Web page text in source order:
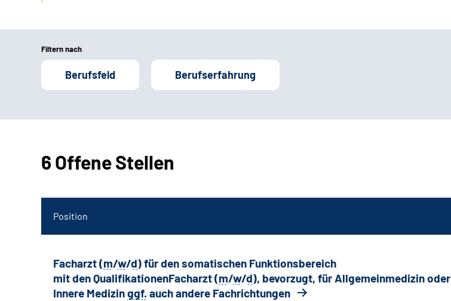
Filtern nach
Berufsfeld Berufserfahrung
6 Offene Stellen
Position
Facharzt (m/w/d) für den somatischen Funktionsbereich
mit den QualifikationenFacharzt (m/w/d), bevorzugt, für Allgemeinmedizin oder
Innere Medizinggf. auch andere Fachrichtungen